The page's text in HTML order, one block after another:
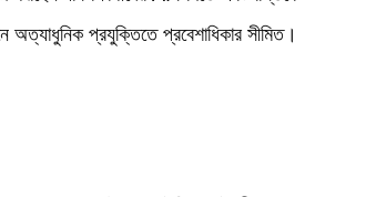
প্রযুক্তিতে প্রবেশাধিকার সীমিত।